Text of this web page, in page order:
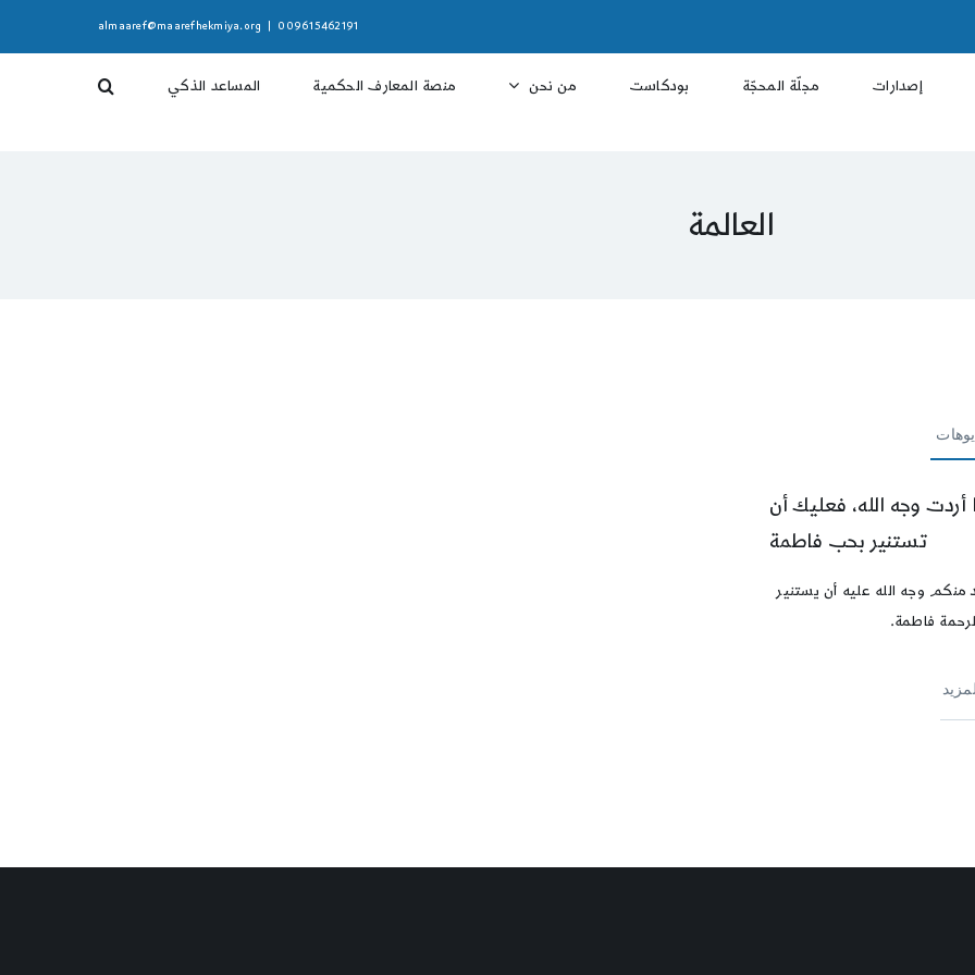
009615462191
almaaref@maarefhekmiya.org
إصدارات مجلّة المحجّة بودكاست من نحن منصة المعارف الحكمية المساعد الذكي
العالمة
أردت وجه الله، فعليك أن
تستنير بحب فاطمة
منكم وجه الله عليه أن يستنير
فاطمة.